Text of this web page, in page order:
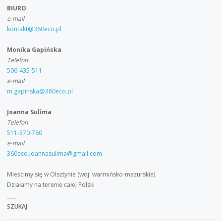
BIURO
e-mail
kontakt@360eco.pl
Monika Gapińska
Telefon
506-435-511
e-mail
m.gapinska@360eco.pl
Joanna Sulima
Telefon
511-370-780
e-mail
360eco.joannasulima@gmail.com
Mieścimy się w Olsztynie (woj. warmińsko-mazurskie)
Działamy na terenie całej Polski
SZUKAJ